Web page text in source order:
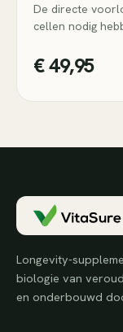
De directe
cellen nodig
€ 49,95
Longevity-
biologie van
en onderbouwd